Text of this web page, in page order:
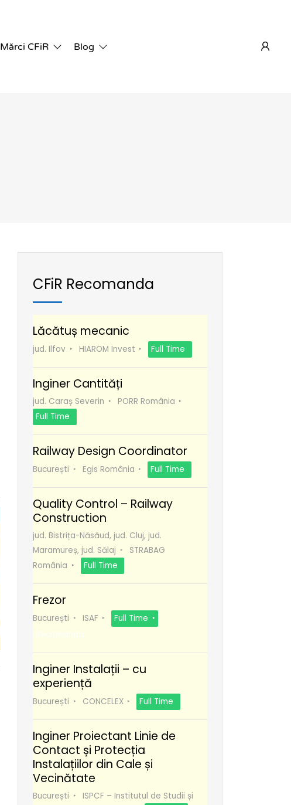
Mărci CFiR Blog
CFiR Recomanda
Lăcătuș mecanic
jud. Ilfov HIAROM Invest Full Time
Inginer Cantități
jud. Caraș Severin
PORR România
Full Time
Railway Design Coordinator
București Egis România Full Time
Quality Control – Railway
Construction
jud. Bistrița-Năsăud, jud. Cluj, jud.
Maramureș, jud. Sălaj
STRABAG
România
Full Time
Frezor
București ISAF
Full Time
Recomanda
Inginer Instalații – cu
experiență
București CONCELEX Full Time
Inginer Proiectant Linie de
Contact și Protecția
Instalațiilor din Cale și
Vecinătate
București
ISPCF – Institutul de Studii și